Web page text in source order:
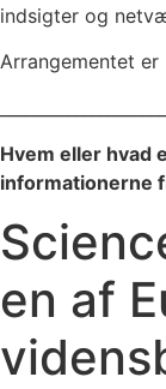
indsigter og
Arrangementet
Hvem eller hvad
informationerne
en af